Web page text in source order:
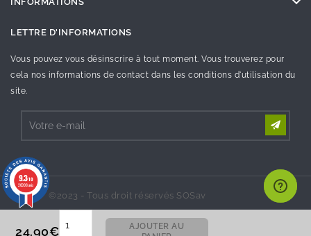
24.90€
AJOUTER AU
LETTRE D'INFORMATIONS
Vous pouvez vous désinscrire à tout moment. Vous trouverez pour
cela nos informations de contact dans les conditions d'utilisation du
site.
©2023 - Tous droit réservés SOSav
9.3/10
26998 avis